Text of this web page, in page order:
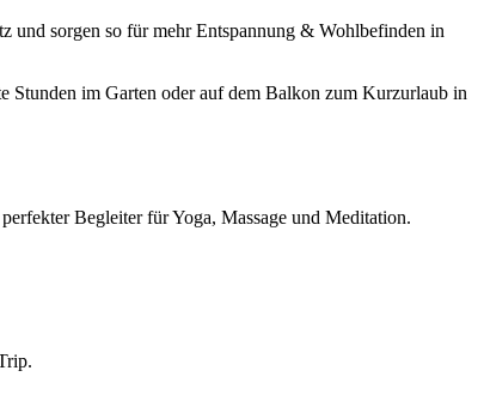
und sorgen so für mehr Entspannung & Wohlbefinden in
Stunden im Garten oder auf dem Balkon zum Kurzurlaub in
Begleiter für Yoga, Massage und Meditation.